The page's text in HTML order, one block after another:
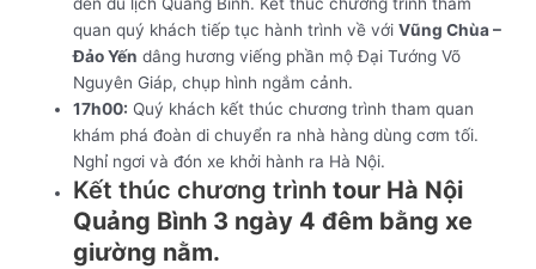
quan quý khách tiếp tục hành trình về vớiVũng Chùa –
Đảo Yến dâng hương viếng phần mộ Đại Tướng Võ
Nguyên Giáp, chụp hình ngắm cảnh.
17h00: Quý khách kết thúc chương trình tham quan
khám phá đoàn di chuyển ra nhà hàng dùng cơm tối.
Nghỉ ngơi và đón xe khởi hành ra Hà Nội.
Kết thúc chương trìnhtour Hà Nội
Quảng Bình 3 ngày 4 đêm bằng xe
giường nằm.